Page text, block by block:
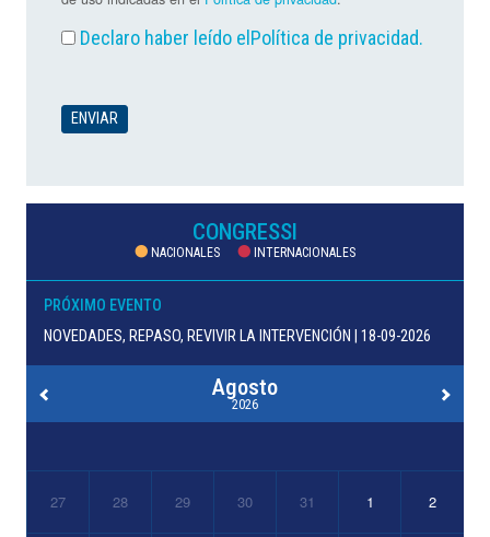
Declaro haber leído el Política de privacidad.
CONGRESSI
NACIONALES INTERNACIONALES
PRÓXIMO EVENTO
NOVEDADES, REPASO, REVIVIR LA INTERVENCIÓN | 18-09-2026
Agosto
2026
27 28 29 30 31 1 2